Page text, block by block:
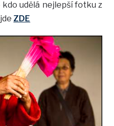
udělá nejlepší fotku z
ZDE